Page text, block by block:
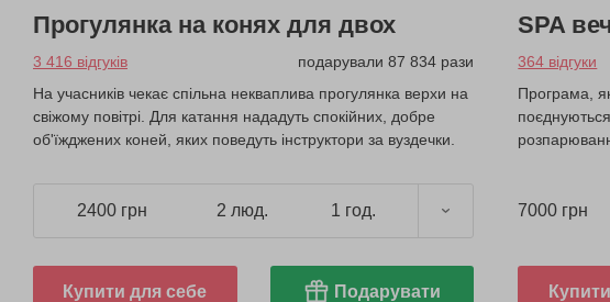
Прогулянка на конях для двох
3 416 відгуків
подарували 87 834 рази
На учасників чекає спільна некваплива прогулянка верхи на
свіжому повітрі. Для катання нададуть спокійних, добре
об'їжджених коней, яких поведуть інструктори за вуздечки.
2400 грн 2 люд. 1 год.
Купити для себе Подарувати
SPA
364 відгуки
Програма,
7000 грн